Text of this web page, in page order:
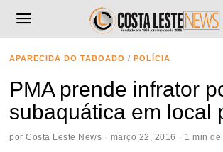
APARECIDA DO TABOADO / POLÍCIA
PMA prende infrator
subaquática em local
porCosta Leste News março 22, 2016 1 min